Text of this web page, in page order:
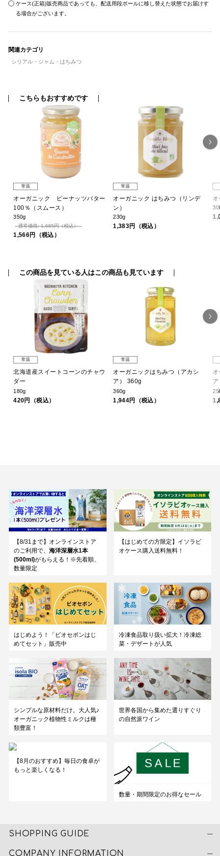
ケース(正箱)販売商品であっても、配送用段ボールに移し替えた状態でお届けす
る場合がございます。
関連カテゴリ
シリアル・ジャム・はちみつ
こちらもおすすめです
常温
オーガニック ピーナッツバター
100％（スムース）
350g
通常価格: 1,685円（税込）
1,566円（税込）
常温
オーガニック はちみつ（リンデ
ン）
230g
1,383円（税込）
この商品を見ている人はこの商品も見ています
常温
北海道産スイートコーンのチャウ
ダー
180g
420円（税込）
常温
オーガニックはちみつ（アカシ
ア） 360g
360g
1,944円（税込）
【8/31まで】オンラインストア
のご利用で、 海洋深層水1本
(500ml)がもらえる！※先着順、
数量限定
【はじめての方限定】イソラビ
オケース購入送料無料！
はじめよう！「ビオセボンはじ
めてセット」販売中
冷凍食品取り扱い拡大！冷凍総
菜・デザートが人気
シンプルな原材料だけ。大人気♪
オーガニック植物性ミルクは種
類豊富！
世界各国から集めた選りすぐり
の自然派ワイン
【8月のおすすめ】毎日の食卓が
もっと楽しくなる！
数量・期間限定のお得なセール
SHOPPING GUIDE
COMPANY INFORMATION